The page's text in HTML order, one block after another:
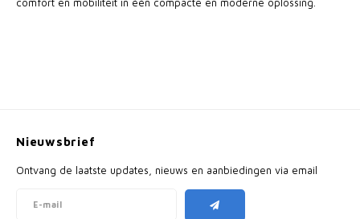
comfort en mobiliteit in één compacte en moderne oplossing.
Nieuwsbrief
Ontvang de laatste updates, nieuws en aanbiedingen via email